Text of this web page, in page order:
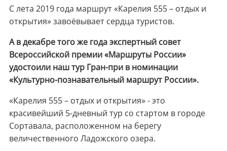
С лета 2019 года маршрут «Карелия 555 – отдых и
открытия» завоёвывает сердца туристов.
А в декабре того же года экспертный совет
Всероссийской премии «Маршруты России»
удостоили наш тур Гран-при в номинации
«Культурно-познавательный маршрут России».
«Карелия 555 – отдых и открытия» - это
красивейший 5-дневный тур со стартом в городе
Сортавала, расположенном на берегу
величественного Ладожского озера.